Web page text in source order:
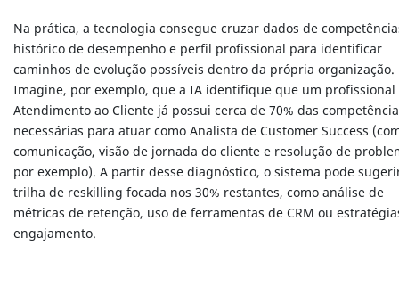
Na prática, a tecnologia consegue cruzar dados de
histórico de desempenho e perfil profissional para identificar
caminhos de evolução possíveis dentro da própria organização.
Imagine, por exemplo, que a IA identifique que um profissional
Atendimento ao Cliente já possui cerca de 70% das
necessárias para atuar como Analista de Customer Success
comunicação, visão de jornada do cliente e resolução de
por exemplo). A partir desse diagnóstico, o sistema pode
trilha de reskilling focada nos 30% restantes, como análise de
métricas de retenção, uso de ferramentas de CRM ou
engajamento.